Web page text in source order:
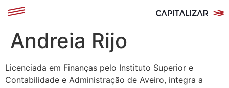
Andreia Rijo
Licenciada em Finanças pelo Instituto Superior e
Contabilidade e Administração de Aveiro, integra a